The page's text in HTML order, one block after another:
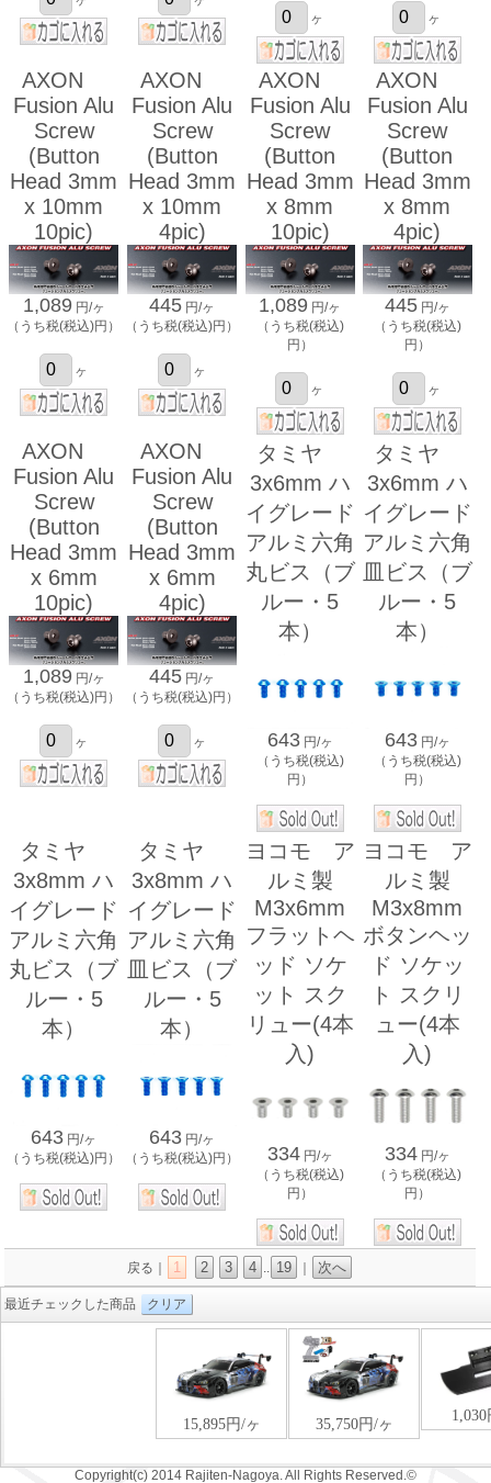
ヶ ヶ
AXON
Fusion Alu
Screw
(Button
Head 3mm
x 10mm
10pic)
1,089 円/ヶ
（うち税(税込)円）
ヶ
AXON
Fusion Alu
Screw
(Button
Head 3mm
x 10mm
4pic)
445 円/ヶ
（うち税(税込)円）
ヶ
AXON
Fusion Alu
Screw
(Button
Head 3mm
x 8mm
10pic)
1,089 円/ヶ
（うち税(税込)
円）
ヶ
AXON
Fusion Alu
Screw
(Button
Head 3mm
x 8mm
4pic)
445 円/ヶ
（うち税(税込)
円）
ヶ
AXON
Fusion Alu
Screw
(Button
Head 3mm
x 6mm
10pic)
1,089 円/ヶ
（うち税(税込)円）
ヶ
AXON
Fusion Alu
Screw
(Button
Head 3mm
x 6mm
4pic)
445 円/ヶ
（うち税(税込)円）
ヶ
タミヤ
3x6mm ハ
イグレード
アルミ六角
丸ビス（ブ
ルー・5
本）
643 円/ヶ
（うち税(税込)
円）
タミヤ
3x6mm ハ
イグレード
アルミ六角
皿ビス（ブ
ルー・5
本）
643 円/ヶ
（うち税(税込)
円）
タミヤ
3x8mm ハ
イグレード
アルミ六角
丸ビス（ブ
ルー・5
本）
643 円/ヶ
（うち税(税込)円）
タミヤ
3x8mm ハ
イグレード
アルミ六角
皿ビス（ブ
ルー・5
本）
643 円/ヶ
（うち税(税込)円）
ヨコモ ア
ルミ製
M3x6mm
フラットヘ
ッド ソケ
ット スク
リュー(4本
入)
334 円/ヶ
（うち税(税込)
円）
ヨコモ ア
ルミ製
M3x8mm
ボタンヘッ
ド ソケッ
ト スクリ
ュー(4本
入)
334 円/ヶ
（うち税(税込)
円）
戻る｜ 1 2 3 4 .. 19 次へ
最近チェックした商品 クリア
Copyright(c) 2014 Rajiten-Nagoya. All Rights Reserved.©